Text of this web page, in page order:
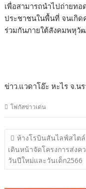
เพื่อสามารถนำไปถ่ายทอ
ประชาชนในพื้นที่ จนเกิด
ร่วมกันภายใต้สังคมพหุวั
ข่าว.แวดาโอ๊ะ หะไร จ.น
โฟกัสข่าวเด่น
แนะแนว
เรื่อง
ห้างโรบินสันไลฟ์สไต
เดินหน้าจัดโครงการส่งค
วันปีใหม่และวันเด็ก2566